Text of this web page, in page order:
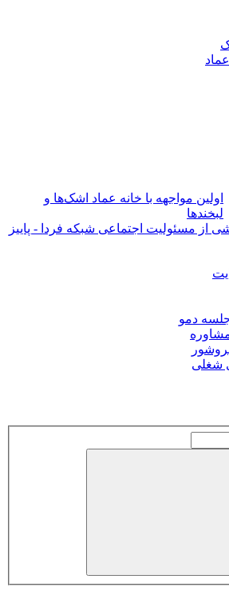
اولین مواجهه با خانه عماد اشک‌ها و
لبخندها
از مسئولیت اجتماعی شبکه فردا - پاییز
دمو
شغلی